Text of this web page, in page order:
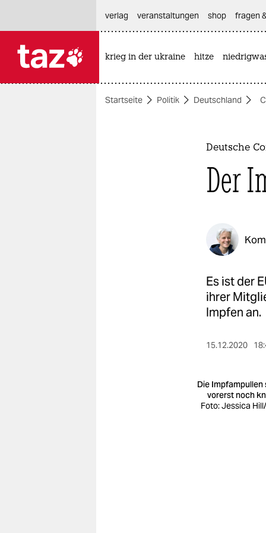
themen
verlag
veranstaltungen shop fragen
krieg in der ukraine hitze
Startseite Politik Deutschland
Deutsche
Der
Es ist der
ihrer
Impfen an.
15.12.2020
Die Impfampullen
vorerst noch
Foto: Jessica